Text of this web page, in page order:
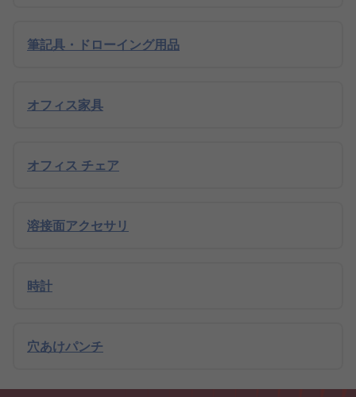
筆記具・ドローイング用品
オフィス家具
オフィス チェア
溶接面アクセサリ
時計
穴あけパンチ